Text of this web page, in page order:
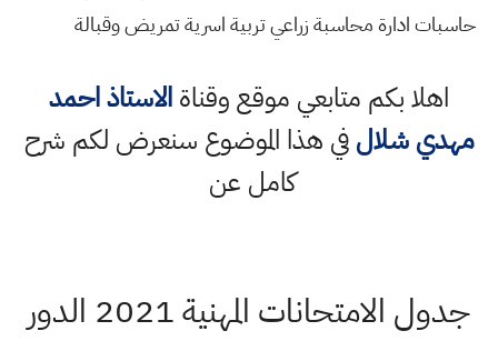
حاسبات ادارة محاسبة زراعي تربية اسرية تمريض وقبالة
اهلا بكم متابعي موقع وقناةالاستاذ احمد
مهدي شلالفي هذا الموضوع سنعرض لكم شرح
كامل عن
جدول الامتحانات المهنية 2021 الدور